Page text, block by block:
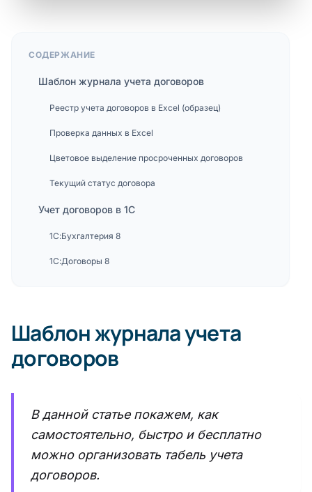
СОДЕРЖАНИЕ
Шаблон журнала учета договоров
Реестр учета договоров в Excel (образец)
Проверка данных в Excel
Цветовое выделение просроченных договоров
Текущий статус договора
Учет договоров в 1С
1С:Бухгалтерия 8
1С:Договоры 8
Шаблон журнала учета
договоров
В данной статье покажем, как
самостоятельно, быстро и бесплатно
можно организовать табель учета
договоров.